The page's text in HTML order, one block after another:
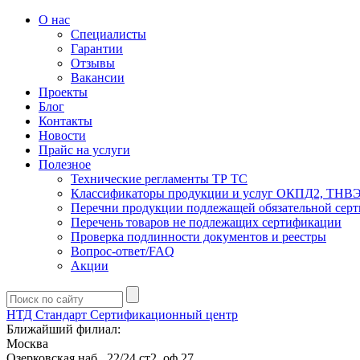
О нас
Специалисты
Гарантии
Отзывы
Вакансии
Проекты
Блог
Контакты
Новости
Прайс на услуги
Полезное
Технические регламенты ТР ТС
Классификаторы продукции и услуг ОКПД2,
Перечни продукции подлежащей обязательной
Перечень товаров не подлежащих сертификации
Проверка подлинности документов и реестры
Вопрос-ответ/FAQ
Акции
НТД Стандарт Сертификационный центр
Ближайший филиал:
Москва